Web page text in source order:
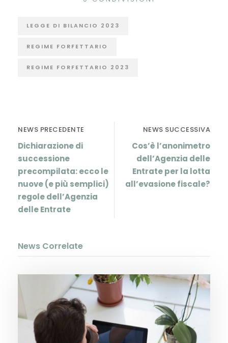
LEGGE DI BILANCIO 2023
REGIME FORFETTARIO
REGIME FORFETTARIO 2023
NEWS PRECEDENTE
Dichiarazione di
successione
precompilata: ecco le
nuove (e più semplici)
regole dell’Agenzia
delle Entrate
NEWS SUCCESSIVA
Cos’è l’anonimetro
dell’Agenzia delle
Entrate per la lotta
all’evasione fiscale?
News Correlate